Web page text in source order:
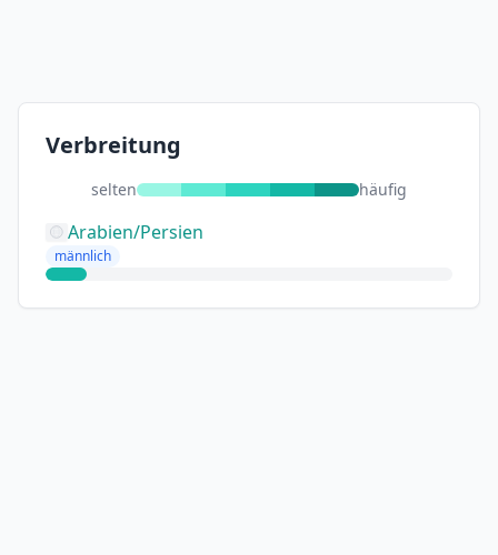
Verbreitung
selten häufig
Arabien/Persien
männlich